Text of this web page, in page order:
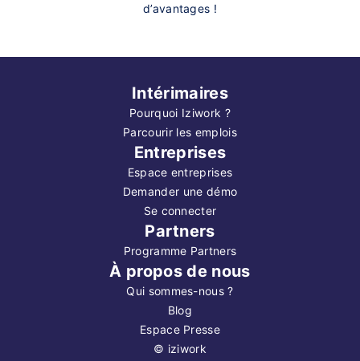
d’avantages !
Intérimaires
Pourquoi Iziwork ?
Parcourir les emplois
Entreprises
Espace entreprises
Demander une démo
Se connecter
Partners
Programme Partners
À propos de nous
Qui sommes-nous ?
Blog
Espace Presse
© iziwork